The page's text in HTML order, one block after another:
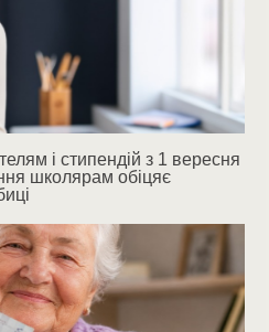
і стипендій з 1 вересня
школярам обіцяє